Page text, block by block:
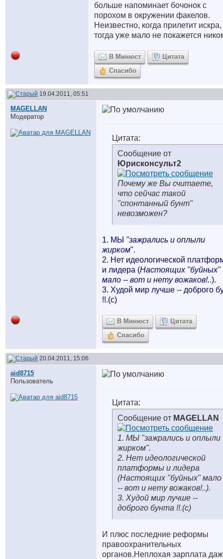
больше напоминает бочонок с
порохом в окружении факелов.
Неизвестно, когда прилетит
тогда уже мало не покажется
В Минюст
Цитата
Спасибо
19.04.2011, 05:51
MAGELLAN
Модератор
Цитата:
Сообщение от
Юрисконсульт2
Почему же Вы считаете,
что сейчас такой
"спонтанный бунт"
невозможен?
1. МЫ "зажрались и оплыли
жирком".
2. Нет идеологической
и лидера (Настоящих "буйных"
мало -- вот и нету вожаков!..).
3. Худой мир лучше -- доброго
!!.(с)
В Минюст
Цитата
Спасибо
20.04.2011, 15:06
aid8715
Пользователь
Цитата:
Сообщение от MAGELLAN
1. МЫ "зажрались и оплыли
жирком".
2. Нет идеологической
платформы и лидера
(Настоящих "буйных" мало
-- вот и нету вожаков!..).
3. Худой мир лучше --
доброго бунта !!.(с)
И плюс последние реформы
правоохранительных
органов.Неплохая зарплата